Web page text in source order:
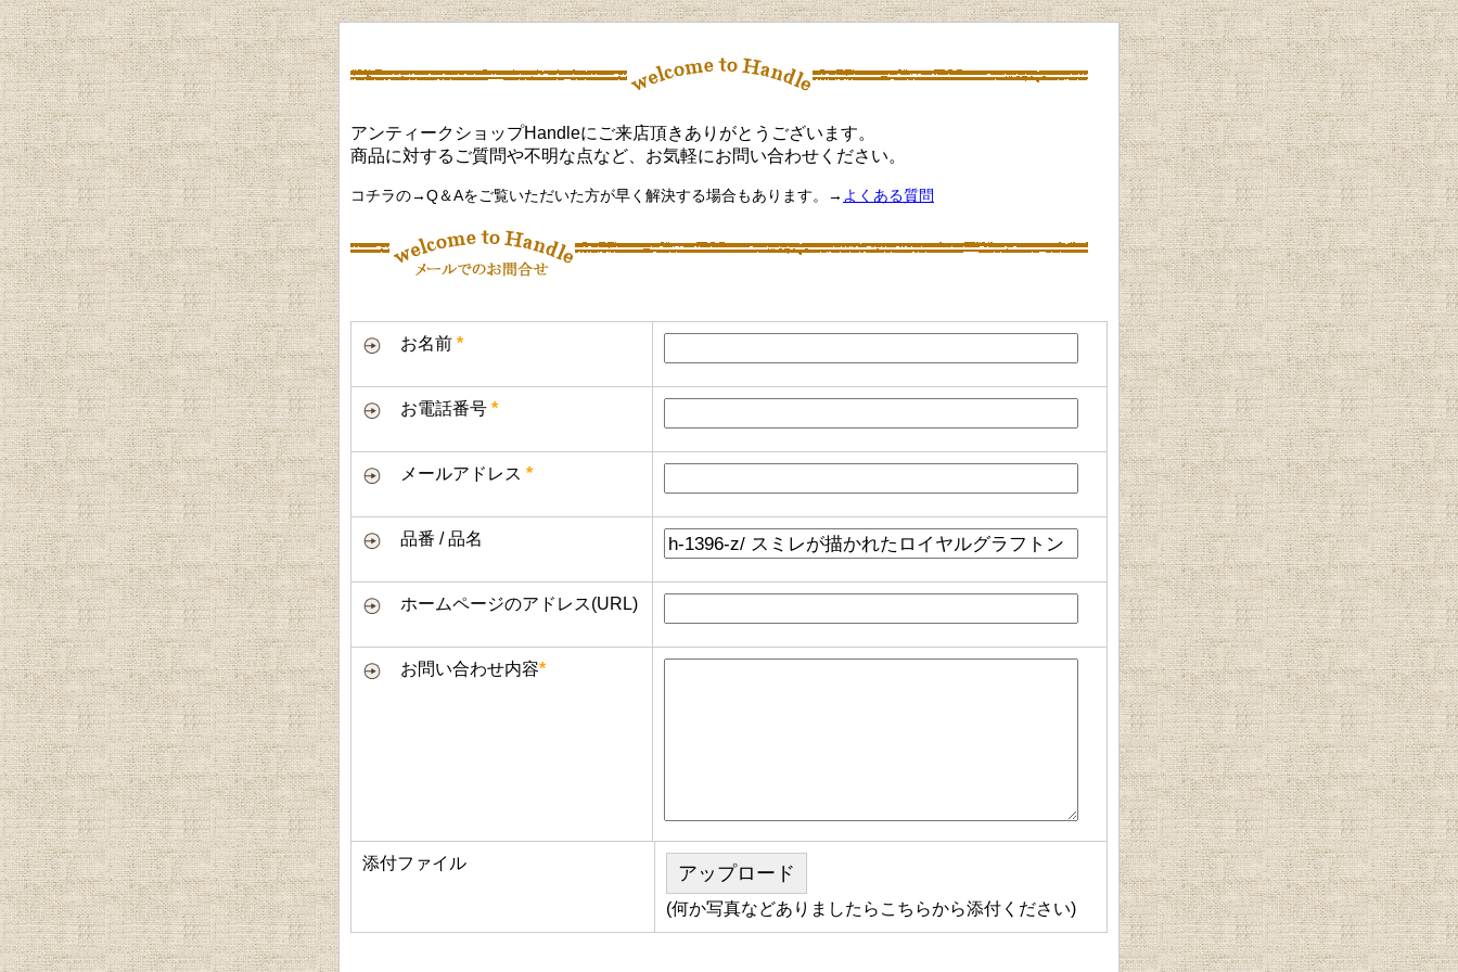
アンティークショップHandleにご来店頂きありがとうございます。
商品に対するご質問や不明な点など、お気軽にお問い合わせください。
コチラの→Q＆Aをご覧いただいた方が早く解決する場合もあります。→ よくある質問
お名前 *
お電話番号 *
メールアドレス *
品番 / 品名
ホームページのアドレス(URL)
お問い合わせ内容*
添付ファイル アップロード
(何か写真などありましたらこちらから添付ください)